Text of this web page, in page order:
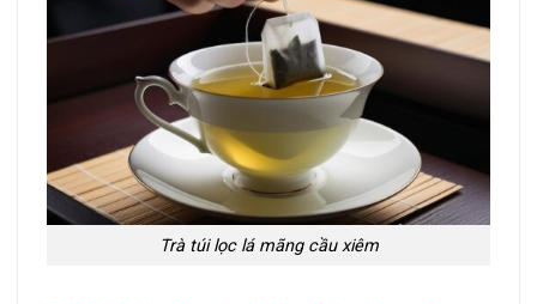
Trà túi lọc lá mãng cầu xiêm